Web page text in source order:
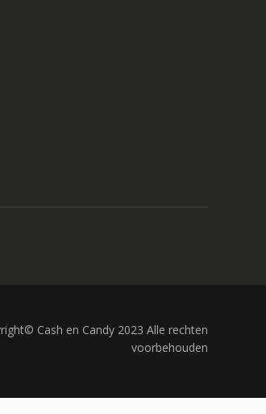
Cash en Candy 2023 Alle rechten
voorbehouden